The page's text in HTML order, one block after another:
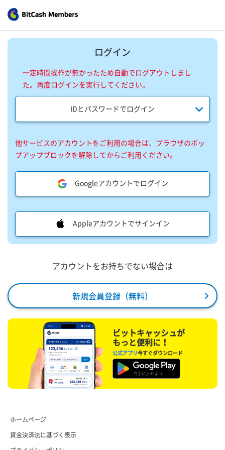
ログイン
一定時間操作が無かったため自動でログアウトしまし
た。再度ログインを実行してください。
IDとパスワードでログイン
他サービスのアカウントをご利用の場合は、ブラウザのポッ
プアップブロックを解除してからご利用ください。
Googleアカウントでログイン
Appleアカウントでサインイン
アカウントをお持ちでない場合は
新規会員登録（無料）
ビットキャッシュが
もっと便利に！
公式アプリ今すぐダウンロード
ホームページ
資金決済法に基づく表示